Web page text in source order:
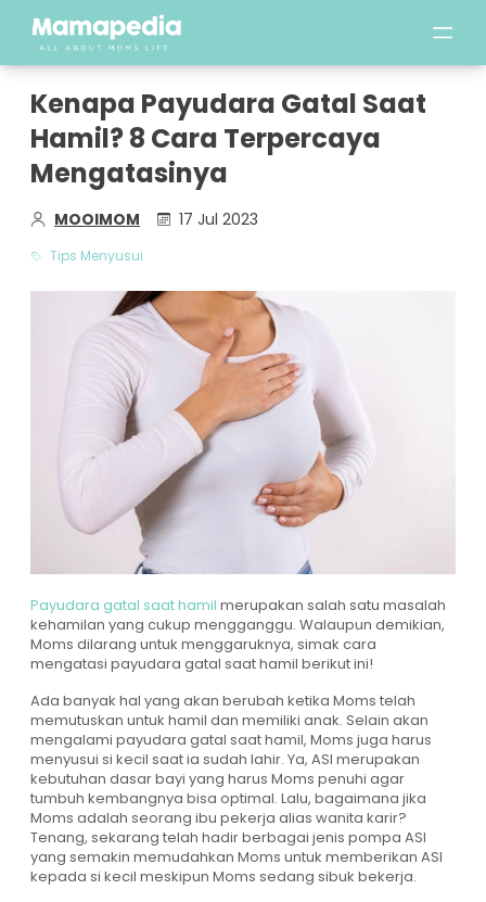
Kenapa Payudara Gatal Saat
Hamil? 8 Cara Terpercaya
Mengatasinya
MOOIMOM 17 Jul 2023
Tips Menyusui
Payudara gatal saat hamil merupakan salah satu masalah
kehamilan yang cukup mengganggu. Walaupun demikian,
Moms dilarang untuk menggaruknya, simak cara
mengatasi payudara gatal saat hamil berikut ini!
Ada banyak hal yang akan berubah ketika Moms telah
memutuskan untuk hamil dan memiliki anak. Selain akan
mengalami payudara gatal saat hamil, Moms juga harus
menyusui si kecil saat ia sudah lahir. Ya, ASI merupakan
kebutuhan dasar bayi yang harus Moms penuhi agar
tumbuh kembangnya bisa optimal. Lalu, bagaimana jika
Moms adalah seorang ibu pekerja alias wanita karir?
Tenang, sekarang telah hadir berbagai jenis pompa ASI
yang semakin memudahkan Moms untuk memberikan ASI
kepada si kecil meskipun Moms sedang sibuk bekerja.